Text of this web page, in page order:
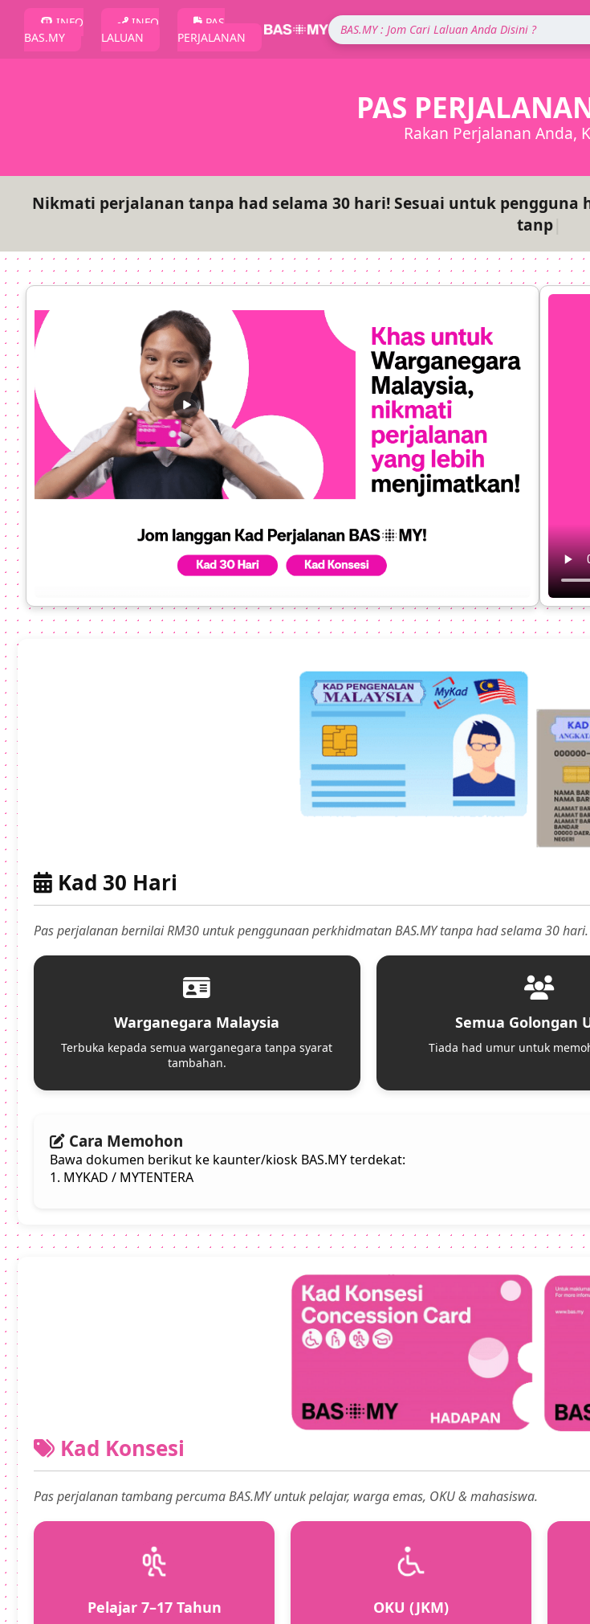
INFO
BAS.MY
INFO
LALUAN
PAS
PERJALANAN
PAS
Rakan Perjalanan Anda,
Nikmati perjalanan tanpa had selama 30 hari! Sesuai untuk
tanpa henti!
Kad 30 Hari
Pas perjalanan bernilai RM30 untuk penggunaan perkhidmatan BAS.MY tanpa had selama 30 hari.
Warganegara Malaysia
Terbuka kepada semua warganegara tanpa syarat
tambahan.
Semua Golongan
Tiada had umur untuk
Cara Memohon
Bawa dokumen berikut ke kaunter/kiosk BAS.MY terdekat:
1. MYKAD / MYTENTERA
Kad Konsesi
Pas perjalanan tambang percuma BAS.MY untuk pelajar, warga emas, OKU & mahasiswa.
Pelajar 7–17 Tahun OKU (JKM)